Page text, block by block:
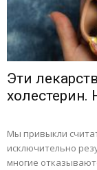
Эти
холестерин.
Мы привыкли
исключительно
многие